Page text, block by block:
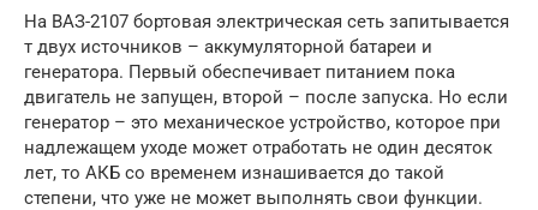
На ВАЗ-2107 бортовая электрическая сеть запитывается
т двух источников – аккумуляторной батареи и
генератора. Первый обеспечивает питанием пока
двигатель не запущен, второй – после запуска. Но если
генератор – это механическое устройство, которое при
надлежащем уходе может отработать не один десяток
лет, то АКБ со временем изнашивается до такой
степени, что уже не может выполнять свои функции.